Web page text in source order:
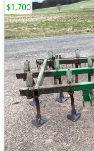
$1,700